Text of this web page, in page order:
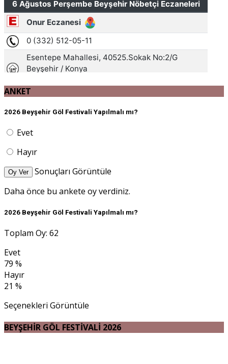
ANKET
2026 Beyşehir Göl Festivali Yapılmalı mı?
Evet
Hayır
Oy Ver
Sonuçları Görüntüle
Daha önce bu ankete oy verdiniz.
2026 Beyşehir Göl Festivali Yapılmalı mı?
Toplam Oy: 62
Evet
79 %
Hayır
21 %
Seçenekleri Görüntüle
BEYŞEHİR GÖL FESTİVALİ 2026